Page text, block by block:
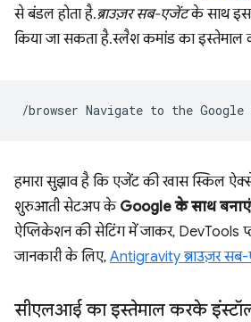
से बंडल होता है.ब्राउज़र सब-एजेंटके साथ
किया जा सकता है. स्लैश कमांड का
/browser Navigate to the Google
हमारा सुझाव है कि एजेंट की खास स्किल
शुरुआती सेटअप के Google के साथ बनाएं
ऐप्लिकेशन की सेटिंग में जाकर, DevTools
जानकारी के लिए, Antigravity ब्राउज़र
सीएलआई का इस्तेमाल करके